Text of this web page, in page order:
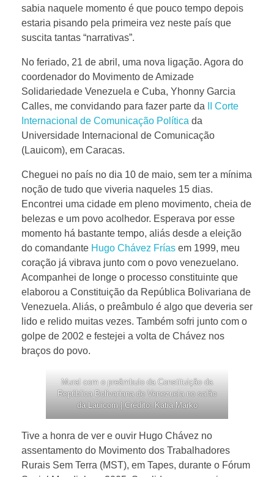
sabia naquele momento é que pouco tempo depois
estaria pisando pela primeira vez neste país que
suscita tantas “narrativas”.
No feriado, 21 de abril, uma nova ligação. Agora do
coordenador do Movimento de Amizade
Solidariedade Venezuela e Cuba, Yhonny Garcia
Calles, me convidando para fazer parte da
II Corte
Internacional de Comunicação Política da
Universidade Internacional de Comunicação
(Lauicom), em Caracas.
Cheguei no país no dia 10 de maio, sem ter a mínima
noção de tudo que viveria naqueles 15 dias.
Encontrei uma cidade em pleno movimento, cheia de
belezas e um povo acolhedor. Esperava por esse
momento há bastante tempo, aliás desde a eleição
do comandante Hugo Chávez Frías em 1999, meu
coração já vibrava junto com o povo venezuelano.
Acompanhei de longe o processo constituinte que
elaborou a Constituição da República Bolivariana de
Venezuela. Aliás, o preâmbulo é algo que deveria ser
lido e relido muitas vezes. Também sofri junto com o
golpe de 2002 e festejei a volta de Chávez nos
braços do povo.
Mural com o preâmbulo da Constituição da
República Bolivariana de Venezuela no salão
da Lauicom | Crédito: Katia Marko
Tive a honra de ver e ouvir Hugo Chávez no
assentamento do Movimento dos Trabalhadores
Rurais Sem Terra (MST), em Tapes, durante o Fórum